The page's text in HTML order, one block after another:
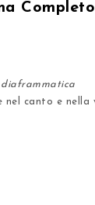
nel canto e nella